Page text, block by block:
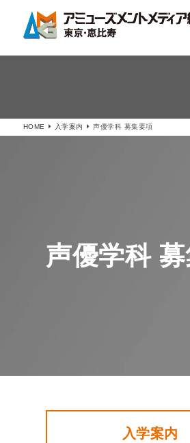
HOME 入学案内 声優学科 募集要項
声優学科
入学案内